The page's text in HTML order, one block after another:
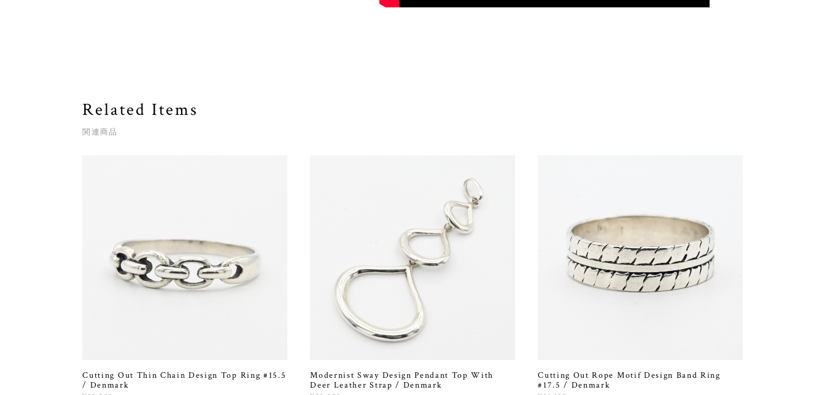
Related Items
関連商品
Cutting Out Thin Chain Design Top Ring #15.5
/ Denmark
Modernist Sway Design Pendant Top With
Deer Leather Strap / Denmark
Cutting Out Rope Motif Design Band Ring
#17.5 / Denmark